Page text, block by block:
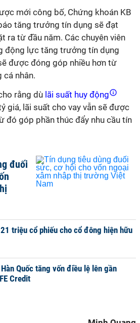
mới công bố, Chứng khoán KB
tăng trưởng tín dụng sẽ đạt
ra từ đầu năm. Các chuyên viên
động lực tăng trưởng tín dụng
được đóng góp nhiều hơn từ
cá nhân.
rằng dù lãi suất huy động
giá, lãi suất cho vay vẫn sẽ được
đó góp phần thúc đẩy nhu cầu tín
đuối
triệu cổ phiếu cho cổ đông hiện hữu
Quốc tăng vốn điều lệ lên gần
Credit